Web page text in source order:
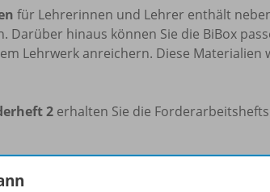
für Lehrerinnen und Lehrer enthält
Darüber hinaus können Sie die BiBox
Lehrwerk anreichern. Diese Materialien
2 erhalten Sie die
des Erweiterungsmoduls